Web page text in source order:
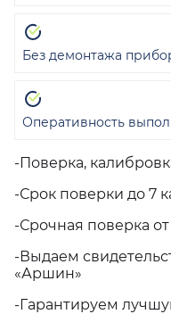
-Поверка,
-Срок поверки до 7
-Срочная поверка от
-Выдаем
«Аршин»
-Гарантируем
Без демонтажа
Оперативность